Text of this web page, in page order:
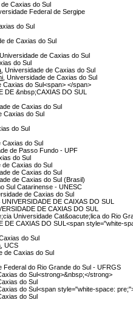
Caxias do Sul
Federal de Sergipe
do Sul
de Caxias do Sul
de Caxias do Sul
do Sul
, Universidade de Caxias do Sul
, Universidade de Caxias do Sul
Caxias do Sul<span> </span>
DE &nbsp;CAXIAS DO SUL
de Caxias do Sul
Caxias do Sul
do Sul
Caxias do Sul
de Passo Fundo - UPF
do Sul
Caxias do Sul
de Caxias do Sul
de Caxias do Sul (Brasil)
Sul Catarinense - UNESC
de Caxias do Sul
UNIVERSIDADE DE CAIXAS DO SUL
DE CAXIAS DO SUL
Universidade Cat&oacute;lica do Rio
DE CAXIAS DO SUL<span style="white-
do Sul
, UCS
de Caxias do Sul
Federal do Rio Grande do Sul - UFRGS
do Sul<strong>&nbsp;</strong>
do Sul
do Sul<span style="white-space:
do Sul